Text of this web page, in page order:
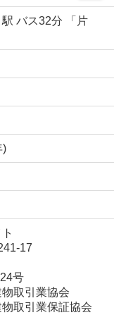
バス32分 「片
)
17
号
物取引業協会
取引業保証協会